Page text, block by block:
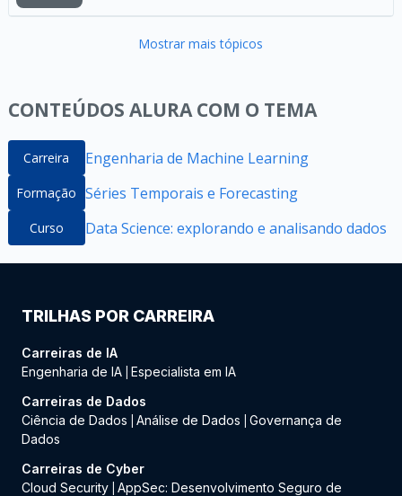
Mostrar mais tópicos
CONTEÚDOS ALURA COM O TEMA
Carreira Engenharia de Machine Learning
Formação Séries Temporais e Forecasting
Curso Data Science: explorando e analisando dados
TRILHAS POR CARREIRA
Carreiras de IA
Engenharia de IA Especialista em IA
Carreiras de Dados
Ciência de Dados
Análise de Dados
Governança de
Dados
Carreiras de Cyber
Cloud Security AppSec: Desenvolvimento Seguro de